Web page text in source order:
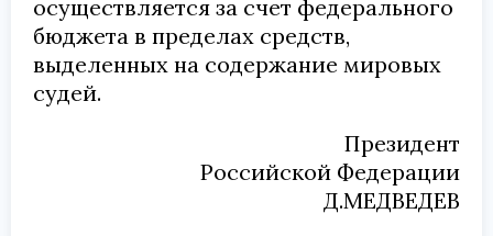
осуществляется за счет федерального
бюджета в пределах средств,
выделенных на содержание мировых
судей.
Президент
Российской Федерации
Д.МЕДВЕДЕВ